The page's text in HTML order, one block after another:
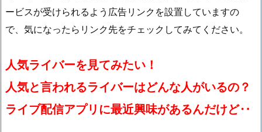
ービスが受けられるよう広告リンクを設置していますの
で、気になったらリンク先をチェックしてみてください。
人気ライバーを見てみたい！
人気と言われるライバーはどんな人がいるの？
ライブ配信アプリに最近興味があるんだけど‥